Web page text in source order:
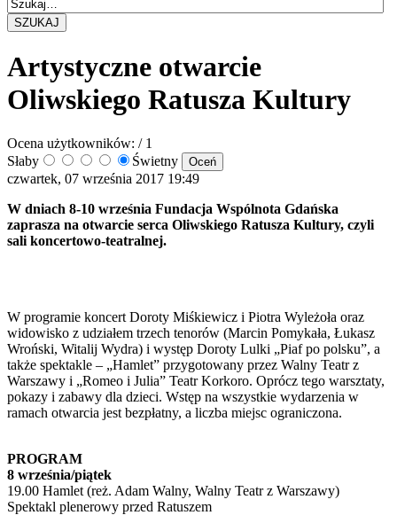
SZUKAJ
Artystyczne otwarcie
Oliwskiego Ratusza Kultury
Ocena użytkowników: / 1
Słaby
Świetny
czwartek, 07 września 2017 19:49
W dniach 8-10 września Fundacja Wspólnota Gdańska
zaprasza na otwarcie serca Oliwskiego Ratusza Kultury, czyli
sali koncertowo-teatralnej.
W programie koncert Doroty Miśkiewicz i Piotra Wyleżoła oraz
widowisko z udziałem trzech tenorów (Marcin Pomykała, Łukasz
Wroński, Witalij Wydra) i występ Doroty Lulki „Piaf po polsku”, a
także spektakle – „Hamlet” przygotowany przez Walny Teatr z
Warszawy i „Romeo i Julia” Teatr Korkoro. Oprócz tego warsztaty,
pokazy i zabawy dla dzieci. Wstęp na wszystkie wydarzenia w
ramach otwarcia jest bezpłatny, a liczba miejsc ograniczona.
PROGRAM
8 września/piątek
19.00 Hamlet (reż. Adam Walny, Walny Teatr z Warszawy)
Spektakl plenerowy przed Ratuszem